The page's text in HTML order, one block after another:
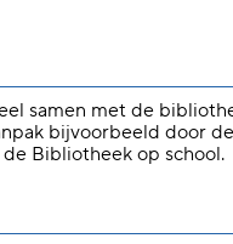
samen met de
bijvoorbeeld door
Bibliotheek op school.